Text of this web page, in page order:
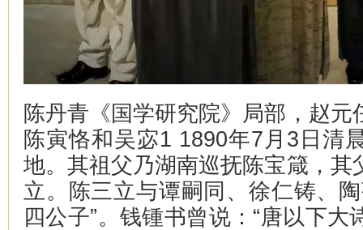
陈丹青《国学研究院》局部，赵元
陈寅恪和吴宓1 1890年7月3日清
地。其祖父乃湖南巡抚陈宝箴，其
立。陈三立与谭嗣同、徐仁铸、
四公子”。钱锺书曾说：“唐以下